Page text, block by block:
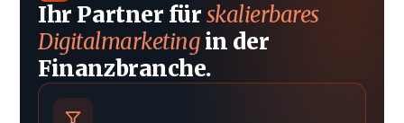
Ihr Partner fürskalierbares
Digitalmarketingin der
Finanzbranche.